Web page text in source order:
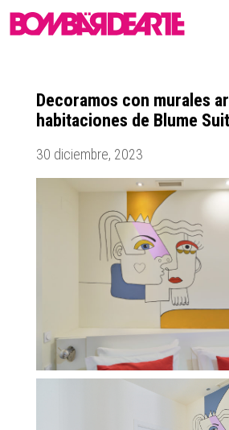
Decoramos con murales
habitaciones de Blume
30 diciembre, 2023